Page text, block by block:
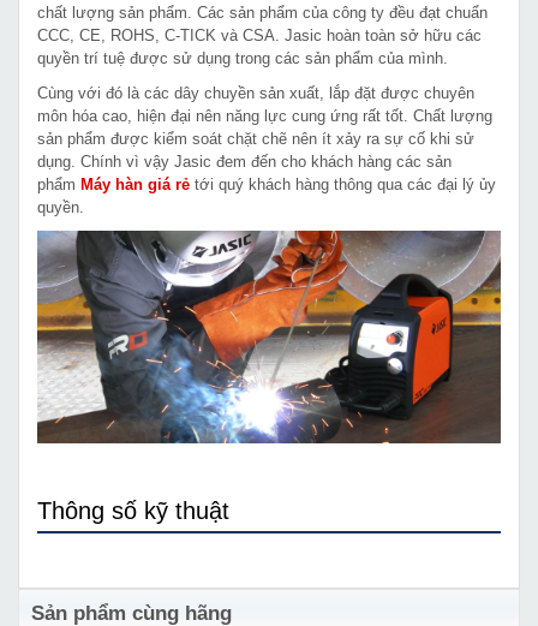
chất lượng sản phẩm. Các sản phẩm của công ty đều đạt chuẩn
CCC, CE, ROHS, C-TICK và CSA. Jasic hoàn toàn sở hữu các
quyền trí tuệ được sử dụng trong các sản phẩm của mình.
Cùng với đó là các dây chuyền sản xuất, lắp đặt được chuyên
môn hóa cao, hiện đại nên năng lực cung ứng rất tốt. Chất lượng
sản phẩm được kiểm soát chặt chẽ nên ít xảy ra sự cố khi sử
dụng. Chính vì vậy Jasic đem đến cho khách hàng các sản
phẩm Máy hàn giá rẻ tới quý khách hàng thông qua các đại lý ủy
quyền.
Thông số kỹ thuật
Sản phẩm cùng hãng